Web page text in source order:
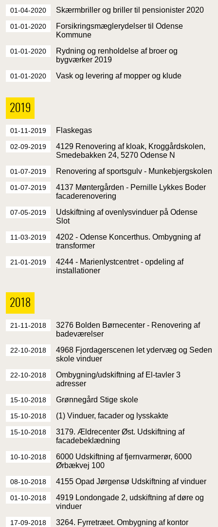
01-04-2020 Skærmbriller og briller til pensionister 2020
01-01-2020
Forsikringsmæglerydelser til Odense
Kommune
01-01-2020
Rydning og renholdelse af broer og
bygværker 2019
01-01-2020 Vask og levering af mopper og klude
2019
01-11-2019 Flaskegas
02-09-2019
4129 Renovering af kloak, Kroggårdskolen,
Smedebakken 24, 5270 Odense N
01-07-2019 Renovering af sportsgulv - Munkebjergskolen
01-07-2019
4137 Møntergården - Pernille Lykkes Boder
facaderenovering
07-05-2019
Udskiftning af ovenlysvinduer på Odense
Slot
11-03-2019
4202 - Odense Koncerthus. Ombygning af
transformer
21-01-2019
4244 - Marienlystcentret - opdeling af
installationer
2018
21-11-2018
3276 Bolden Børnecenter - Renovering af
badeværelser
22-10-2018
4968 Fjordagerscenen let ydervæg og Seden
skole vinduer
22-10-2018
Ombygning/udskiftning af El-tavler 3
adresser
15-10-2018 Grønnegård Stige skole
15-10-2018 (1) Vinduer, facader og lysskakte
15-10-2018
3179. Ældrecenter Øst. Udskiftning af
facadebeklædning
10-10-2018
6000 Udskiftning af fjernvarmerør, 6000
Ørbækvej 100
08-10-2018 4155 Opad Jørgensø Udskiftning af vinduer
01-10-2018
4919 Londongade 2, udskiftning af døre og
vinduer
17-09-2018 3264. Fyrretræet. Ombygning af kontor